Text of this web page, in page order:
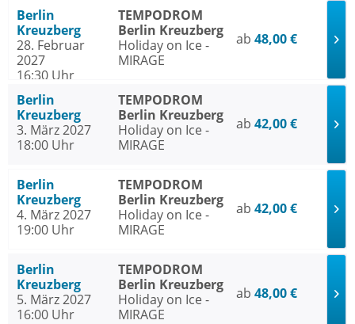
Berlin
Kreuzberg
28. Februar
2027
16:30 Uhr
TEMPODROM
Berlin Kreuzberg
Holiday on Ice -
MIRAGE
ab 48,00 €
Berlin
Kreuzberg
3. März 2027
18:00 Uhr
TEMPODROM
Berlin Kreuzberg
Holiday on Ice -
MIRAGE
ab 42,00 €
Berlin
Kreuzberg
4. März 2027
19:00 Uhr
TEMPODROM
Berlin Kreuzberg
Holiday on Ice -
MIRAGE
ab 42,00 €
Berlin
Kreuzberg
5. März 2027
16:00 Uhr
TEMPODROM
Berlin Kreuzberg
Holiday on Ice -
MIRAGE
ab 48,00 €